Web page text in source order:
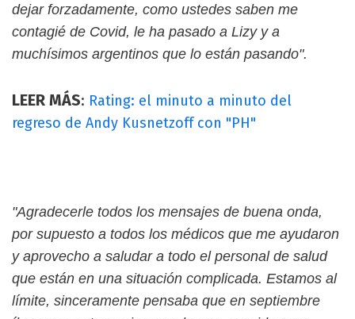
dejar forzadamente, como ustedes saben me
contagié de Covid, le ha pasado a Lizy y a
muchísimos argentinos que lo están pasando".
LEER MÁS: Rating: el minuto a minuto del
regreso de Andy Kusnetzoff con "PH"
"Agradecerle todos los mensajes de buena onda,
por supuesto a todos los médicos que me ayudaron
y aprovecho a saludar a todo el personal de salud
que están en una situación complicada. Estamos al
límite, sinceramente pensaba que en septiembre